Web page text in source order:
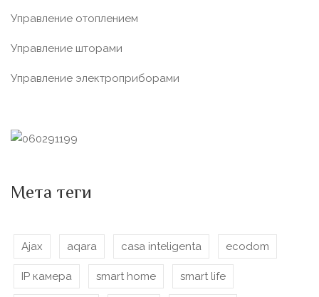
Управление отоплением
Управление шторами
Управление электроприборами
Мета теги
Ajax aqara casa inteligenta ecodom
IP камера smart home smart life